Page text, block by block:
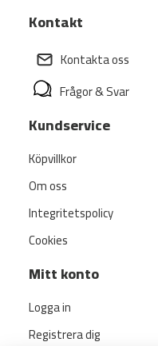
Kontakt
Kontakta oss
Frågor & Svar
Kundservice
Köpvillkor
Om oss
Integritetspolicy
Cookies
Mitt konto
Logga in
Registrera dig